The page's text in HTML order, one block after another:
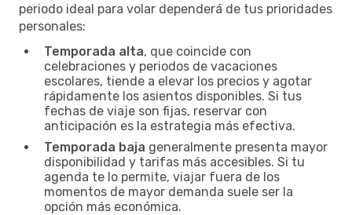
periodo ideal para volar dependerá de tus prioridades
personales:
Temporada alta, que coincide con
celebraciones y periodos de vacaciones
escolares, tiende a elevar los precios y agotar
rápidamente los asientos disponibles. Si tus
fechas de viaje son fijas, reservar con
anticipación es la estrategia más efectiva.
Temporada baja generalmente presenta mayor
disponibilidad y tarifas más accesibles. Si tu
agenda te lo permite, viajar fuera de los
momentos de mayor demanda suele ser la
opción más económica.